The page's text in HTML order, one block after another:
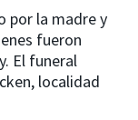
por la madre y
fueron
El funeral
localidad